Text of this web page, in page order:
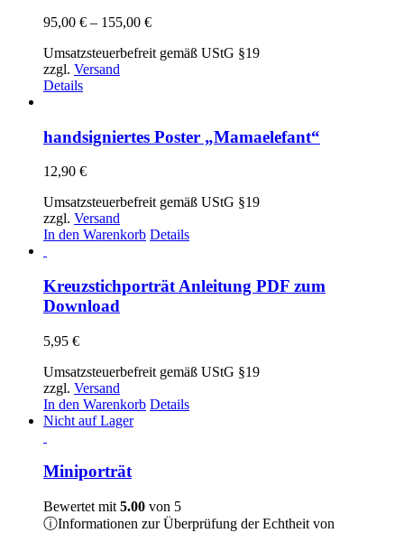
95,00 € – 155,00 €Preisspanne:
bis
Umsatzsteuerbefreit gemäß UStG §19
zzgl. Versand
Details
handsigniertes Poster „Mamaelefant“
12,90 €
Umsatzsteuerbefreit gemäß UStG §19
zzgl. Versand
In den Warenkorb Details
Kreuzstichporträt Anleitung PDF zum
Download
5,95 €
Umsatzsteuerbefreit gemäß UStG §19
zzgl. Versand
In den Warenkorb Details
Nicht auf Lager
Miniporträt
Bewertet mit 5.00 von 5
ⓘInformationen zur Überprüfung der Echtheit von